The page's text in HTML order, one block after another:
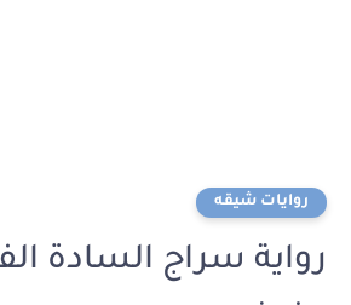
روايات شيقه
رواية سراج السادة